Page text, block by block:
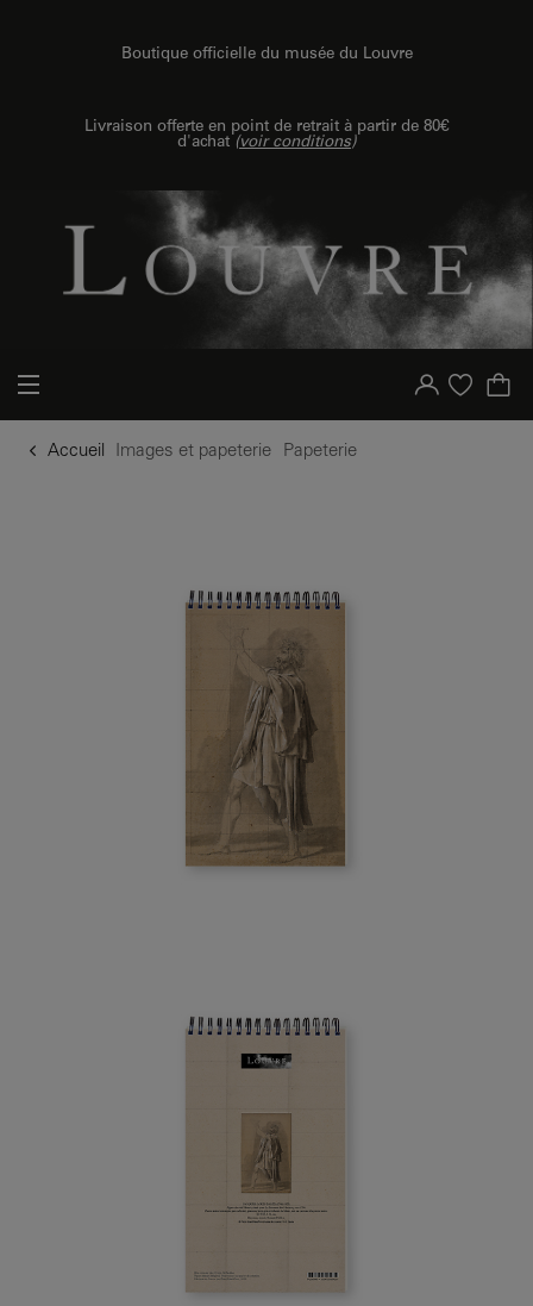
Boutique officielle du musée du Louvre
Livraison offerte en point de retrait à partir de 80€
d'achat (voir conditions)
Votre compte
Liste d'achat
Accueil Images et papeterie Papeterie